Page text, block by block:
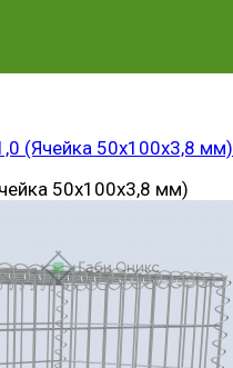
(Ячейка 50х100х3,8 мм)
50х100х3,8 мм)